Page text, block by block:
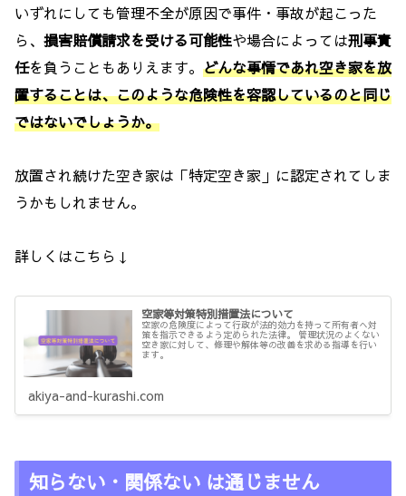
いずれにしても管理不全が原因で事件・事故が起こった
ら、 損害賠償請求を受ける可能性や場合によっては刑事責
任を負うこともありえます。 どんな事情であれ空き家を放
置することは、このような危険性を容認しているのと同じ
ではないでしょうか。
放置され続けた空き家は「特定空き家」に認定されてしま
うかもしれません。
詳しくはこちら↓
空家等対策特別措置法について
空家の危険度によって行政が法的効力を持って所有者へ対
策を指示できるよう定められた法律。 管理状況のよくない
空き家に対して、修理や解体等の改善を求める指導を行い
ます。
akiya-and-kurashi.com
知らない・関係ない は通じません